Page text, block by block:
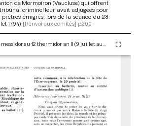
de Mormoiron (Vaucluse) qui offrent
tribunal criminel leur avait adjugées pour
émigrés, lors de la séance du 28
1794) [Renvoi aux comités] p.200